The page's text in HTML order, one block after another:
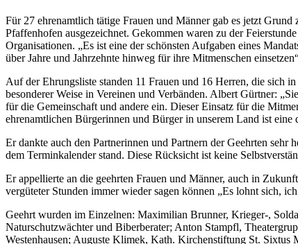
Für 27 ehrenamtlich tätige Frauen und Männer gab es jetzt
Pfaffenhofen ausgezeichnet. Gekommen waren zu der
Organisationen. „Es ist eine der schönsten Aufgaben eines
über Jahre und Jahrzehnte hinweg für ihre Mitmenschen
Auf der Ehrungsliste standen 11 Frauen und 16 Herren, die sich
besonderer Weise in Vereinen und Verbänden. Albert Gürtner:
für die Gemeinschaft und andere ein. Dieser Einsatz für die
ehrenamtlichen Bürgerinnen und Bürger in unserem Land ist eine
Er dankte auch den Partnerinnen und Partnern der Geehrten
dem Terminkalender stand. Diese Rücksicht ist keine
Er appellierte an die geehrten Frauen und Männer, auch in
vergüteter Stunden immer wieder sagen können „Es lohnt sich,
Geehrt wurden im Einzelnen: Maximilian Brunner, Krieger-,
Naturschutzwächter und Biberberater; Anton Stampfl,
Westenhausen; Auguste Klimek, Kath. Kirchenstiftung St.